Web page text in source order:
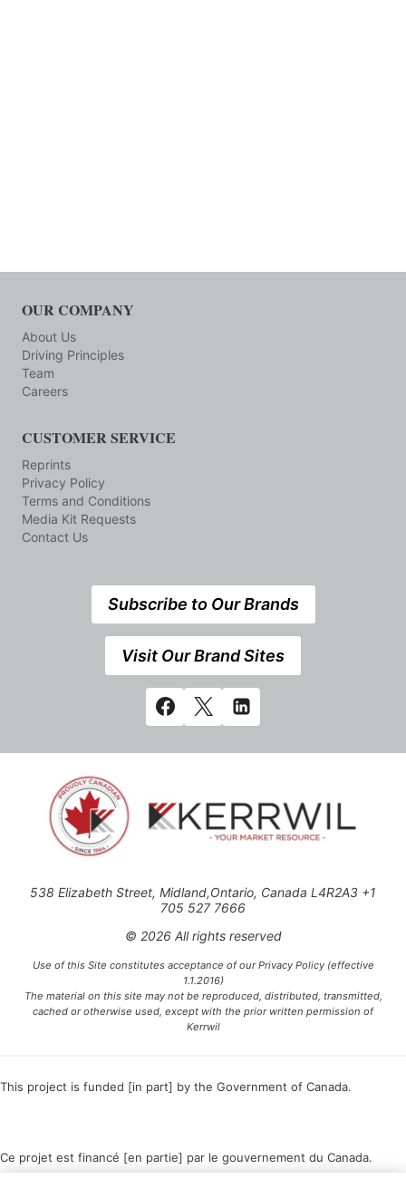
OUR COMPANY
About Us
Driving Principles
Team
Careers
CUSTOMER SERVICE
Reprints
Privacy Policy
Terms and Conditions
Media Kit Requests
Contact Us
Subscribe to Our Brands
Visit Our Brand Sites
538 Elizabeth Street, Midland,Ontario, Canada L4R2A3 +1
705 527 7666
© 2026 All rights reserved
Use of this Site constitutes acceptance of our Privacy Policy (effective
1.1.2016)
The material on this site may not be reproduced, distributed, transmitted,
cached or otherwise used, except with the prior written permission of
Kerrwil
This project is funded [in part] by the Government of Canada.
Ce projet est financé [en partie] par le gouvernement du Canada.